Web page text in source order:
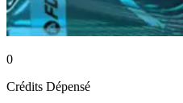
0
Crédits Dépensé